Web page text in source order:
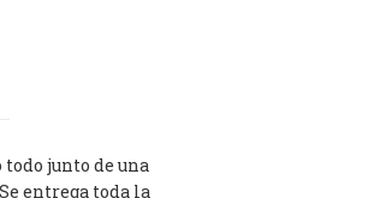
junto de una
entrega toda la